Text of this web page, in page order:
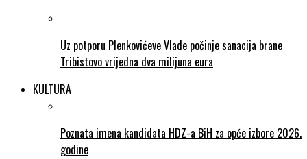
Uz potporu Plenkovićeve Vlade počinje sanacija brane
Tribistovo vrijedna dva milijuna eura
KULTURA
Poznata imena kandidata HDZ-a BiH za opće izbore 2026.
godine